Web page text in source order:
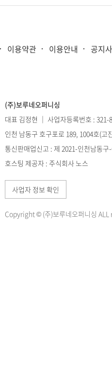
이용약관 이용안내 공지
(주)보루네오퍼니싱
대표 김정현 ｜ 사업자등록번호 : 321-
인천 남동구 호구포로 189, 1004호(고
통신판매업신고 : 제 2021-인천남동
호스팅 제공자 : 주식회사 노스
사업자 정보 확인
Copyright © (주)보루네오퍼니싱